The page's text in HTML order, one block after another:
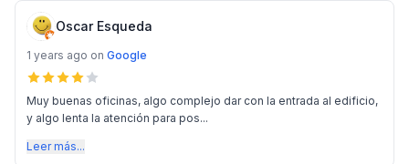
Oscar Esqueda
1 years ago on Google
Muy buenas oficinas, algo complejo dar con la entrada al edificio,
y algo lenta la atención para pos...
Leer más...